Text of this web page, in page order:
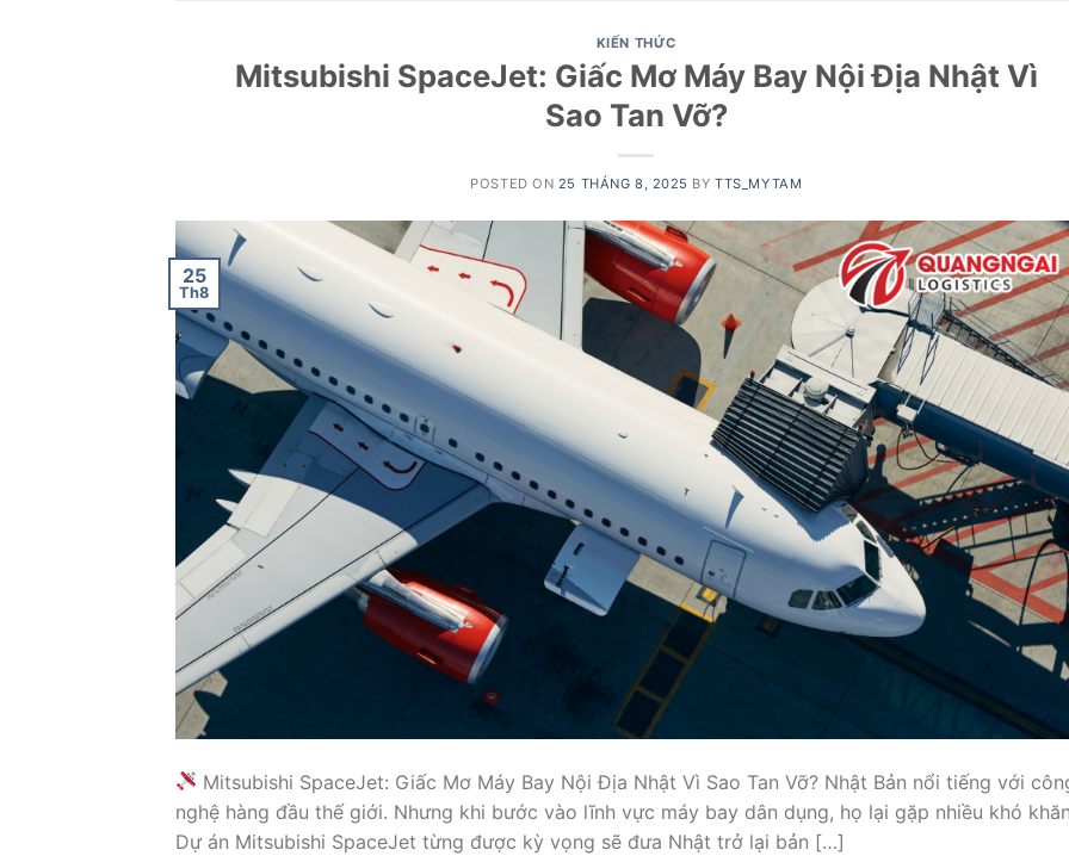
KIẾN THỨC
Mitsubishi SpaceJet: Giấc Mơ Máy Bay Nội Địa Nhật Vì
Sao Tan Vỡ?
POSTED ON 25 THÁNG 8, 2025 BYTTS_MYTAM
25
Th8
Mitsubishi SpaceJet: Giấc Mơ Máy Bay Nội Địa Nhật Vì Sao Tan Vỡ? Nhật Bản nổi tiếng với
nghệ hàng đầu thế giới. Nhưng khi bước vào lĩnh vực máy bay dân dụng, họ lại gặp nhiều khó
Dự án Mitsubishi SpaceJet từng được kỳ vọng sẽ đưa Nhật trở lại bản […]